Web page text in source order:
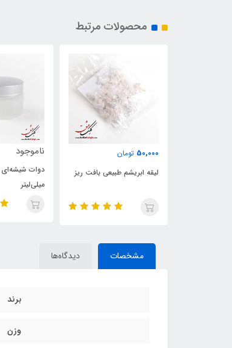
محصولات مرتبط
ناموجود 130,000
مشخصات دیدگاه‌ها
برند
وزن